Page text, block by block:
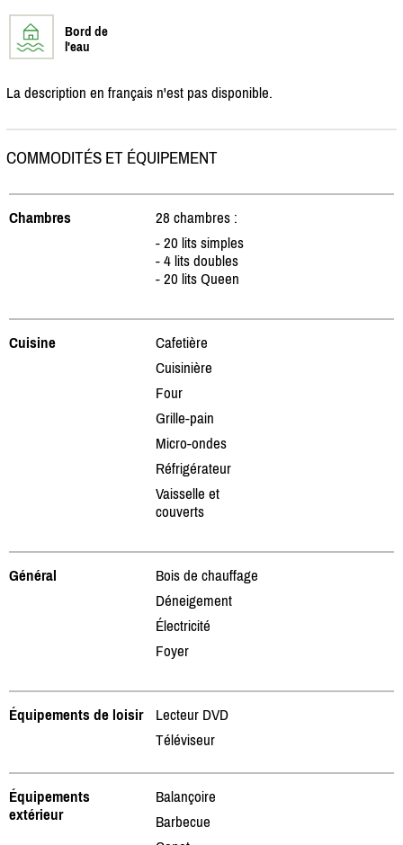
Bord de
l'eau
La description en français n'est pas disponible.
COMMODITÉS ET ÉQUIPEMENT
Chambres
28 chambres :
- 20 lits simples
- 4 lits doubles
- 20 lits Queen
Cuisine
Cafetière
Cuisinière
Four
Grille-pain
Micro-ondes
Réfrigérateur
Vaisselle et
couverts
Général
Bois de chauffage
Déneigement
Électricité
Foyer
Équipements de loisir
Lecteur DVD
Téléviseur
Équipements
extérieur
Balançoire
Barbecue